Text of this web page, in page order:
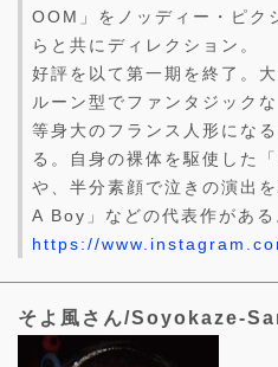
OOM」をノッディー・ピク
らと共にディレクション。
好評を以て第一期を終了。
ルーン型でファンタジック
等身大のフランス人形にな
る。自身の裸体を駆使した
や、半分素顔で泣きの演出
A Boy」などの代表作がある
https://
そよ風さん/Soyokaze-